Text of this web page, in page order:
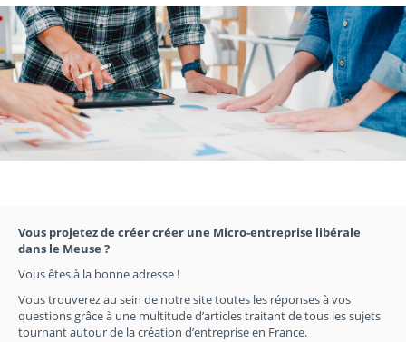
Vous projetez de créer créer une Micro-entreprise libérale
dans le Meuse ?
Vous êtes à la bonne adresse !
Vous trouverez au sein de notre site toutes les réponses à vos
questions grâce à une multitude d’articles traitant de tous les sujets
tournant autour de la création d’entreprise en France.